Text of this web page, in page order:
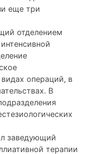
еще три
отделением
операций, в
В
заведующий
терапии